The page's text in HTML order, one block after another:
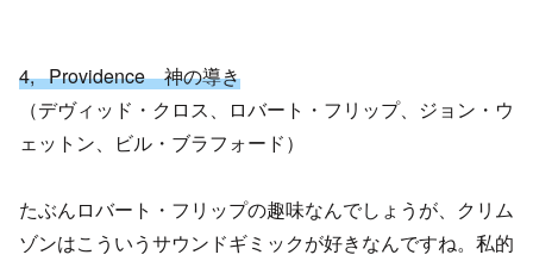
4, Providence 神の導き
（デヴィッド・クロス、ロバート・フリップ、ジョン・ウ
ェットン、ビル・ブラフォード）
たぶんロバート・フリップの趣味なんでしょうが、クリム
ゾンはこういうサウンドギミックが好きなんですね。私的